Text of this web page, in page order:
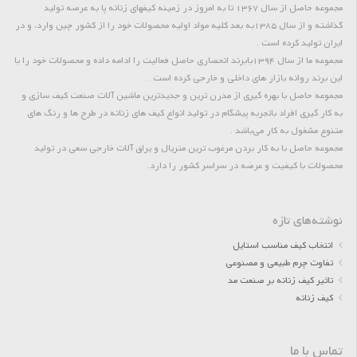
مجموعه حاصل از سال 1367 تا به امروز در زمینه کیفهای زنانه پا به عرصه تولید
گذاشته و از سال 1385به بعد کلیه مواد اولیه محصولات خود را از کشور چین وارد، و در
ایران تولید کرده است .
مجموعه ما از سال 1394بابرند انحصاری حاصل فعالیت را ادامه داده و محصولات خود را با
این برند روانه بازار های داخلی و خارجی کرده است .
مجموعه حاصل با بهره گیری از مدرن ترین و جدیدترین ماشین آلات صنعت کیف سازی و
به کار گیری افراد باتجربه پیشگام در تولید انواع کیف های زنانه در طرح ها و رنگ های
متنوع مشغول به کار می‌باشد .
مجموعه حاصل با به کار بردن مرغوب ترین متریال و یراق آلات خارجی سعی در تولید
محصولات با کیفیت و عرضه در سراسر کشور را دارد.
نوشته‌های تازه
انتخاب کیف مناسب استایل
تفاوت چرم طبیعی و مصنوعی
تاثیر کیف زنانه بر صنعت مد
کیف زنانه
تماس با ما